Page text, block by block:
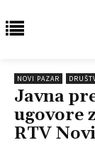
NOVI PAZAR
Javna
ugovore
RTV